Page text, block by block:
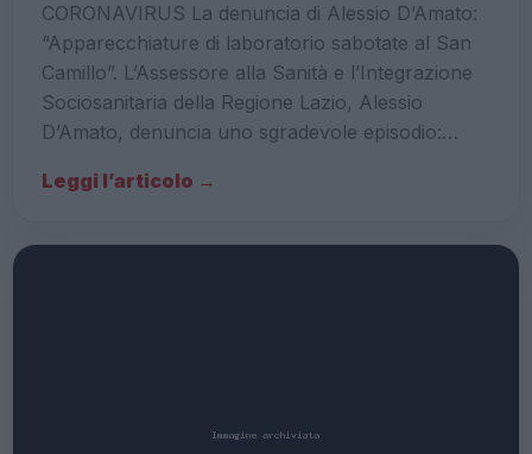
CORONAVIRUS La denuncia di Alessio D’Amato:
“Apparecchiature di laboratorio sabotate al San
Camillo”. L’Assessore alla Sanità e l’Integrazione
Sociosanitaria della Regione Lazio, Alessio
D’Amato, denuncia uno sgradevole episodio:…
Leggi l’articolo →